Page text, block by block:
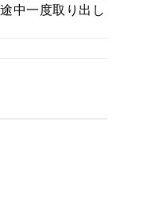
中一度取り出し